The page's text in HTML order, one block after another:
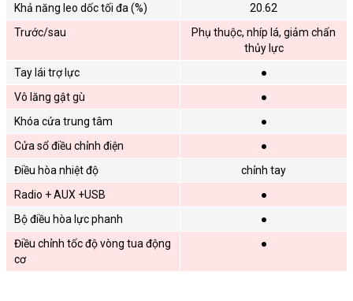
Khả năng leo dốc tối đa (%)
20.62
Trước/sau
Phụ thuộc, nhíp lá, giảm chấn
thủy lực
Tay lái trợ lực
●
Vô lăng gật gù
●
Khóa cửa trung tâm
●
Cửa sổ điều chỉnh điện
●
Điều hòa nhiệt độ
chỉnh tay
Radio + AUX +USB
●
Bộ điều hòa lực phanh
●
Điều chỉnh tốc độ vòng tua động
cơ
●